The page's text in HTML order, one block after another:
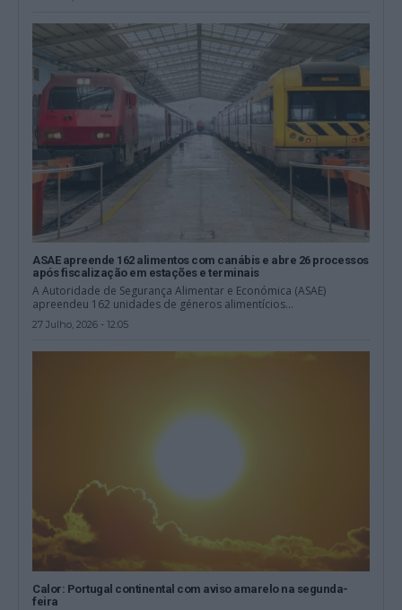
ASAE apreende 162 alimentos com canábis e abre 26 processos
após fiscalização em estações e terminais
A Autoridade de Segurança Alimentar e Económica (ASAE)
apreendeu 162 unidades de géneros alimentícios...
27 Julho, 2026 - 12:05
Calor: Portugal continental com aviso amarelo na segunda-
feira